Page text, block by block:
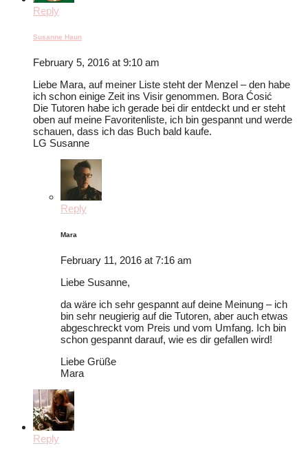
Reply
Susanne Haun
February 5, 2016 at 9:10 am
Liebe Mara, auf meiner Liste steht der Menzel – den habe
ich schon einige Zeit ins Visir genommen. Bora Ćosić
Die Tutoren habe ich gerade bei dir entdeckt und er steht
oben auf meine Favoritenliste, ich bin gespannt und werde
schauen, dass ich das Buch bald kaufe.
LG Susanne
Reply
Mara
February 11, 2016 at 7:16 am
Liebe Susanne,
da wäre ich sehr gespannt auf deine Meinung – ich
bin sehr neugierig auf die Tutoren, aber auch etwas
abgeschreckt vom Preis und vom Umfang. Ich bin
schon gespannt darauf, wie es dir gefallen wird!
Liebe Grüße
Mara
Reply